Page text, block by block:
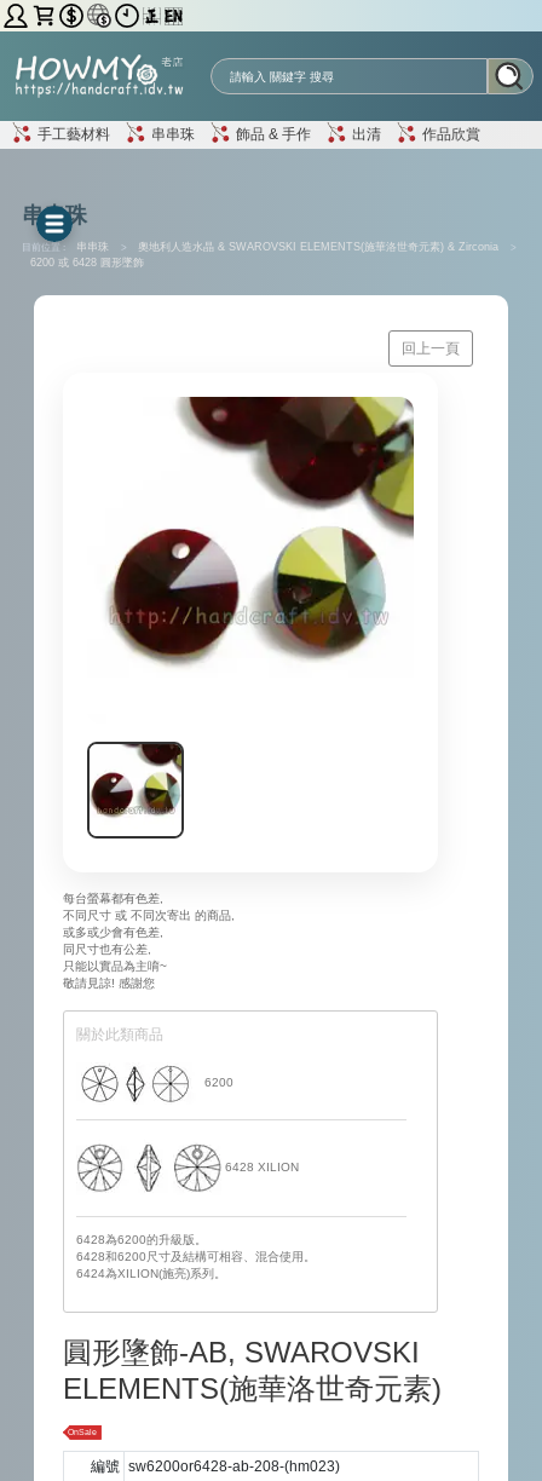
手工藝材料 串串珠 飾品 & 手作 出清 作品欣賞
串串珠
目前位置 : 串串珠 > 奧地利人造水晶 & SWAROVSKI ELEMENTS(施華洛世奇元素) & Zirconia
>
6200 或 6428 圓形墜飾
回上一頁
每台螢幕都有色差,
不同尺寸 或 不同次寄出 的商品,
或多或少會有色差,
同尺寸也有公差,
只能以實品為主唷~
敬請見諒! 感謝您
關於此類商品
6200
6428 XILION
6428為6200的升級版。
6428和6200尺寸及結構可相容、混合使用。
6424為XILION(施亮)系列。
圓形墬飾-AB, SWAROVSKI
ELEMENTS(施華洛世奇元素)
OnSale
編號 sw6200or6428-ab-208-(hm023)